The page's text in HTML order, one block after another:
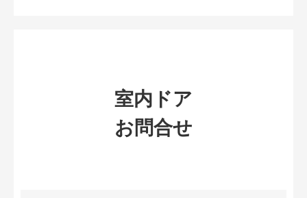
室内ドア
お問合せ